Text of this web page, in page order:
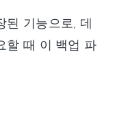
된 기능으로, 데
할 때 이 백업 파